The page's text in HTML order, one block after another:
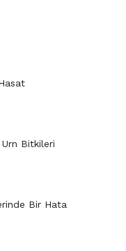
Bitkileri
Bir Hata